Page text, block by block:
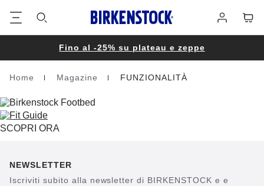
Fino al -25% su plateau e zeppe
Homepage
Home Magazine FUNZIONALITÀ
SCOPRI ORA
pagina
NEWSLETTER
Iscriviti subito alla newsletter di BIRKENSTOCK e e